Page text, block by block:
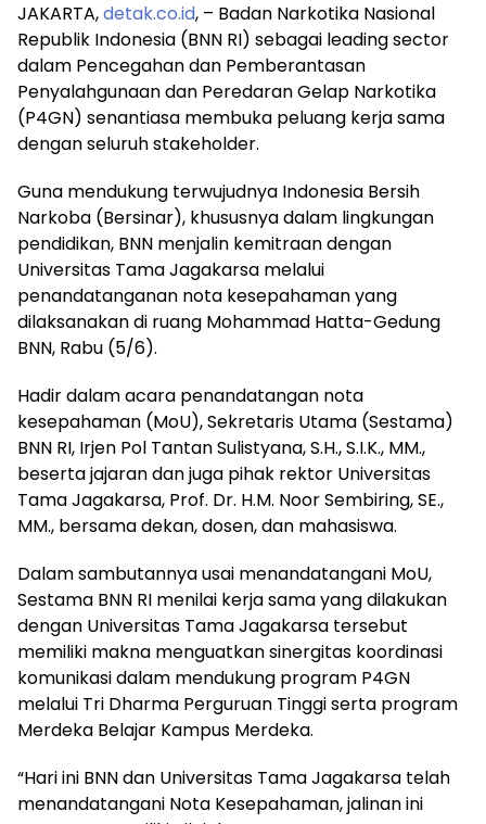
JAKARTA,detak.co.id, – Badan Narkotika Nasional
Republik Indonesia (BNN RI) sebagai leading sector
dalam Pencegahan dan Pemberantasan
Penyalahgunaan dan Peredaran Gelap Narkotika
(P4GN) senantiasa membuka peluang kerja sama
dengan seluruh stakeholder.
Guna mendukung terwujudnya Indonesia Bersih
Narkoba (Bersinar), khususnya dalam lingkungan
pendidikan, BNN menjalin kemitraan dengan
Universitas Tama Jagakarsa melalui
penandatanganan nota kesepahaman yang
dilaksanakan di ruang Mohammad Hatta-Gedung
BNN, Rabu (5/6).
Hadir dalam acara penandatangan nota
kesepahaman (MoU), Sekretaris Utama (Sestama)
BNN RI, Irjen Pol Tantan Sulistyana, S.H., S.I.K., MM.,
beserta jajaran dan juga pihak rektor Universitas
Tama Jagakarsa, Prof. Dr. H.M. Noor Sembiring, SE.,
MM., bersama dekan, dosen, dan mahasiswa.
Dalam sambutannya usai menandatangani MoU,
Sestama BNN RI menilai kerja sama yang dilakukan
dengan Universitas Tama Jagakarsa tersebut
memiliki makna menguatkan sinergitas koordinasi
komunikasi dalam mendukung program P4GN
melalui Tri Dharma Perguruan Tinggi serta program
Merdeka Belajar Kampus Merdeka.
“Hari ini BNN dan Universitas Tama Jagakarsa telah
menandatangani Nota Kesepahaman, jalinan ini